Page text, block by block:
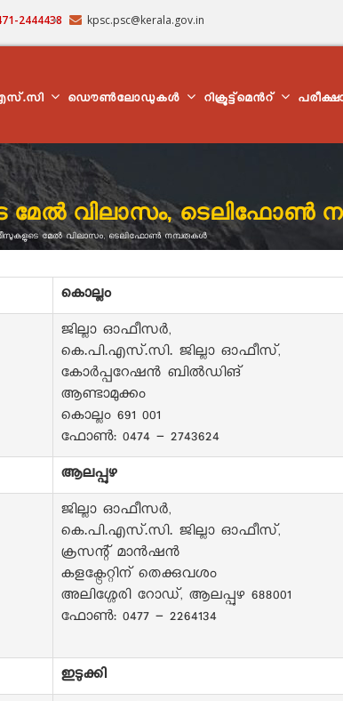
2444438 kpsc.psc@kerala.gov.in
ഡൌൺലോഡുകൾ റിക്രൂട്ട്മെന്‍റ്
വിലാസം, ടെലിഫോണ്‍
മേല്‍ വിലാസം, ടെലിഫോണ്‍ നമ്പരുകള്‍
കൊല്ലം
ജില്ലാ ഓഫീസർ,
കെ.പി.എസ്.സി. ജില്ലാ ഓഫീസ്,
കോർപ്പറേഷൻ ബിൽഡിങ്
ആണ്ടാമുക്കം
കൊല്ലം 691 001
ഫോൺ: 0474 - 2743624
ആലപ്പുഴ
ജില്ലാ ഓഫീസർ,
കെ.പി.എസ്.സി. ജില്ലാ ഓഫീസ്,
ക്രസന്റ് മാൻഷൻ
കളക്ട്രേറ്റിന് തെക്കുവശം
അലിശ്ശേരി റോഡ്, ആലപ്പുഴ 688001
ഫോൺ: 0477 - 2264134
ഇടുക്കി